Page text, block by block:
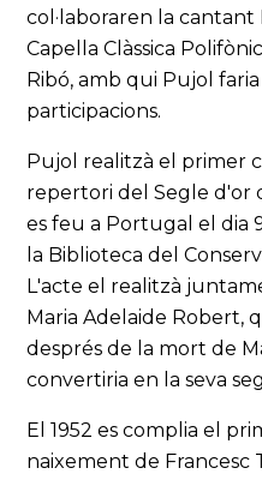
col·laboraren la cantant
Capella Clàssica
Ribó, amb qui Pujol
participacions.
Pujol realitzà el primer
repertori del Segle d'or
es feu a Portugal el dia
la Biblioteca del
L'acte el realitzà
Maria Adelaide Robert,
després de la mort de
convertiria en la seva
El 1952 es complia el
naixement de Francesc